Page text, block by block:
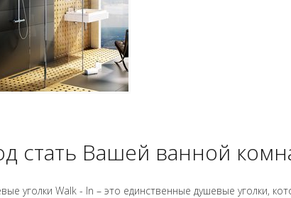
стать Вашей ванной
уголки Walk - In – это единственные душевые уголки,